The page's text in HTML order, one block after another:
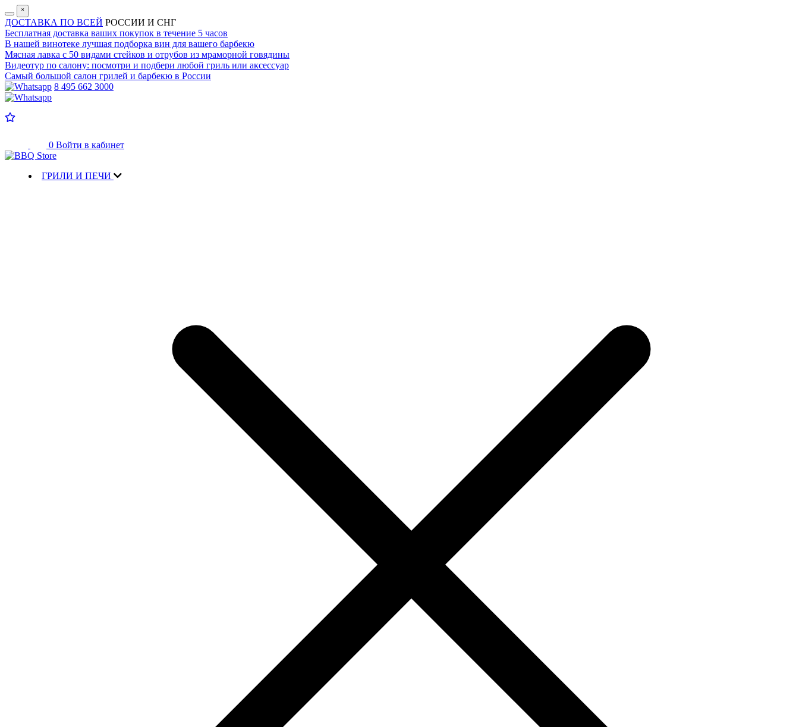
˟
ДОСТАВКА ПО ВСЕЙ РОССИИ И СНГ
Бесплатная доставка ваших покупок в течение 5 часов
В нашей винотеке лучшая подборка вин для вашего барбекю
Мясная лавка с 50 видами стейков и отрубов из мраморной говядины
Видеотур по салону: посмотри и подбери любой гриль или аксессуар
Самый большой салон грилей и барбекю в России
8 495 662 3000
0 Войти в кабинет
ГРИЛИ И ПЕЧИ